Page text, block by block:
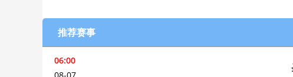
推荐赛事
06:00